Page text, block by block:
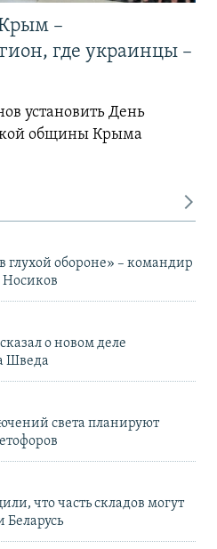
–
где украинцы –
установить День
общины Крыма
обороне» – командир
о новом деле
Шведа
света планируют
что часть складов могут
Беларусь